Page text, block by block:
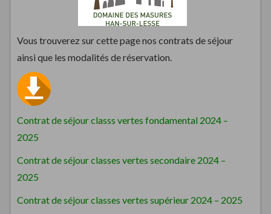
Vous trouverez sur cette page nos contrats de séjour
ainsi que les modalités de réservation.
Contrat de séjour classs vertes fondamental 2024 –
2025
Contrat de séjour classes vertes secondaire 2024 –
2025
Contrat de séjour classes vertes supérieur 2024 – 2025